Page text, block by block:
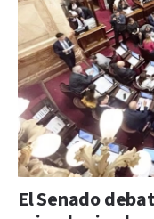
El Senado